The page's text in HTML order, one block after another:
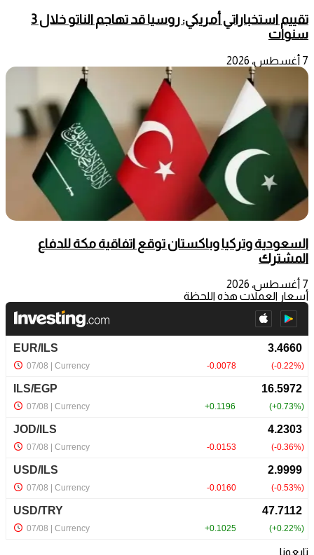
تقييم استخباراتي أمريكي: روسيا قد تهاجم الناتو خلال 3
سنوات
7 أغسطس، 2026
السعودية وتركيا وباكستان توقع اتفاقية مكة للدفاع
المشترك
7 أغسطس، 2026
أسعار العملات هذه اللحظة
تابعونا